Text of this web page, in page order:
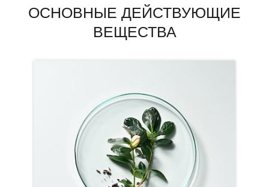
ОСНОВНЫЕ ДЕЙСТВУЮЩИЕ
ВЕЩЕСТВА